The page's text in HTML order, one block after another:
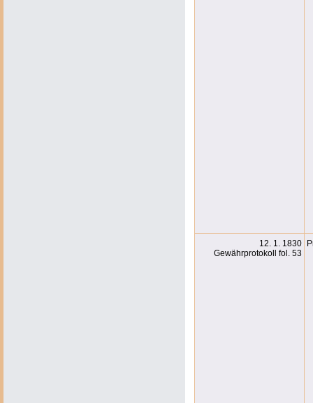
12. 1. 1830
Gewährprotokoll fol. 53